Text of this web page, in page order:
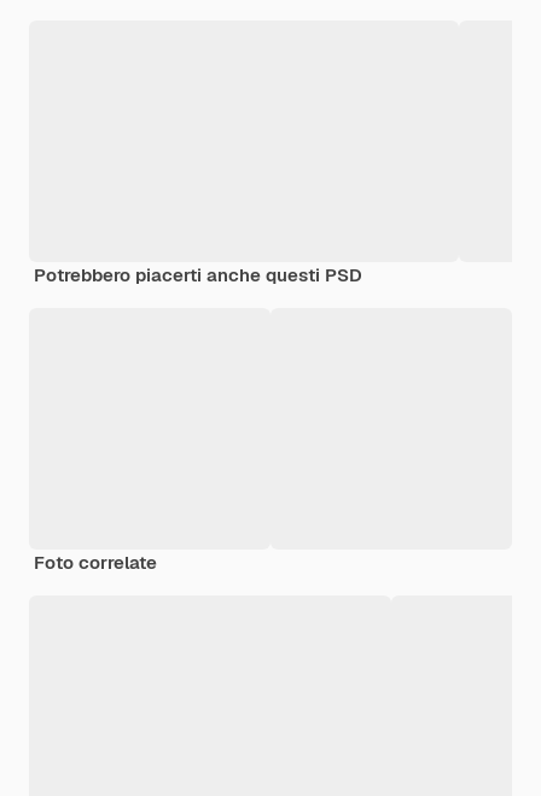
Potrebbero piacerti anche questi PSD
Foto correlate